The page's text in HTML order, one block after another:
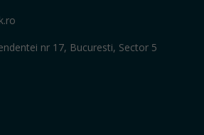
nr 17, Bucuresti, Sector 5